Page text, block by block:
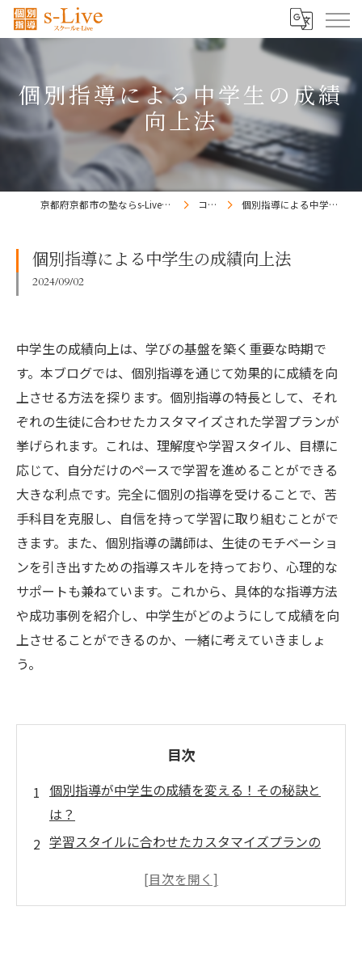
個別指導による中学生の成績
向上法
京都府京都市の塾ならs-Liveきょうと梅小路校 コラム 個別指導による中学生の成績向上法
個別指導による中学生の成績向上法
2024/09/02
中学生の成績向上は、学びの基盤を築く重要な時期で
す。本ブログでは、個別指導を通じて効果的に成績を向
上させる方法を探ります。個別指導の特長として、それ
ぞれの生徒に合わせたカスタマイズされた学習プランが
挙げられます。これは、理解度や学習スタイル、目標に
応じて、自分だけのペースで学習を進めることができる
大きな利点です。完全に個別の指導を受けることで、苦
手科目を克服し、自信を持って学習に取り組むことがで
きます。また、個別指導の講師は、生徒のモチベーショ
ンを引き出すための指導スキルを持っており、心理的な
サポートも兼ねています。これから、具体的な指導方法
や成功事例を紹介し、中学生がどのようにして成績を向
上させることができるのか、一緒に考えていきましょ
う。
目次
個別指導が中学生の成績を変える！その秘訣と
は？
学習スタイルに合わせたカスタマイズプランの
苦手科目を克服するための個別指導の効果